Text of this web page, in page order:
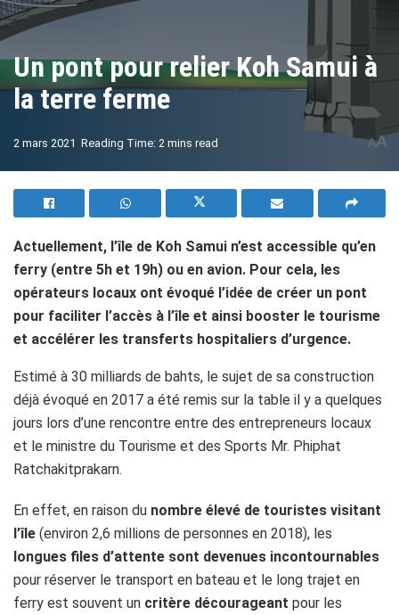
Un pont pour relier Koh Samui à
la terre ferme
2 mars 2021 Reading Time: 2 mins read AA
Actuellement, l’île de Koh Samui n’est accessible qu’en
ferry (entre 5h et 19h) ou en avion. Pour cela, les
opérateurs locaux ont évoqué l’idée de créer un pont
pour faciliter l’accès à l’île et ainsi booster le tourisme
et accélérer les transferts hospitaliers d’urgence.
Estimé à 30 milliards de bahts, le sujet de sa construction
déjà évoqué en 2017 a été remis sur la table il y a quelques
jours lors d’une rencontre entre des entrepreneurs locaux
et le ministre du Tourisme et des Sports Mr. Phiphat
Ratchakitprakarn.
En effet, en raison du nombre élevé de touristes visitant
l’île (environ 2,6 millions de personnes en 2018), les
longues files d’attente sont devenues incontournables
pour réserver le transport en bateau et le long trajet en
ferry est souvent un critère décourageant pour les